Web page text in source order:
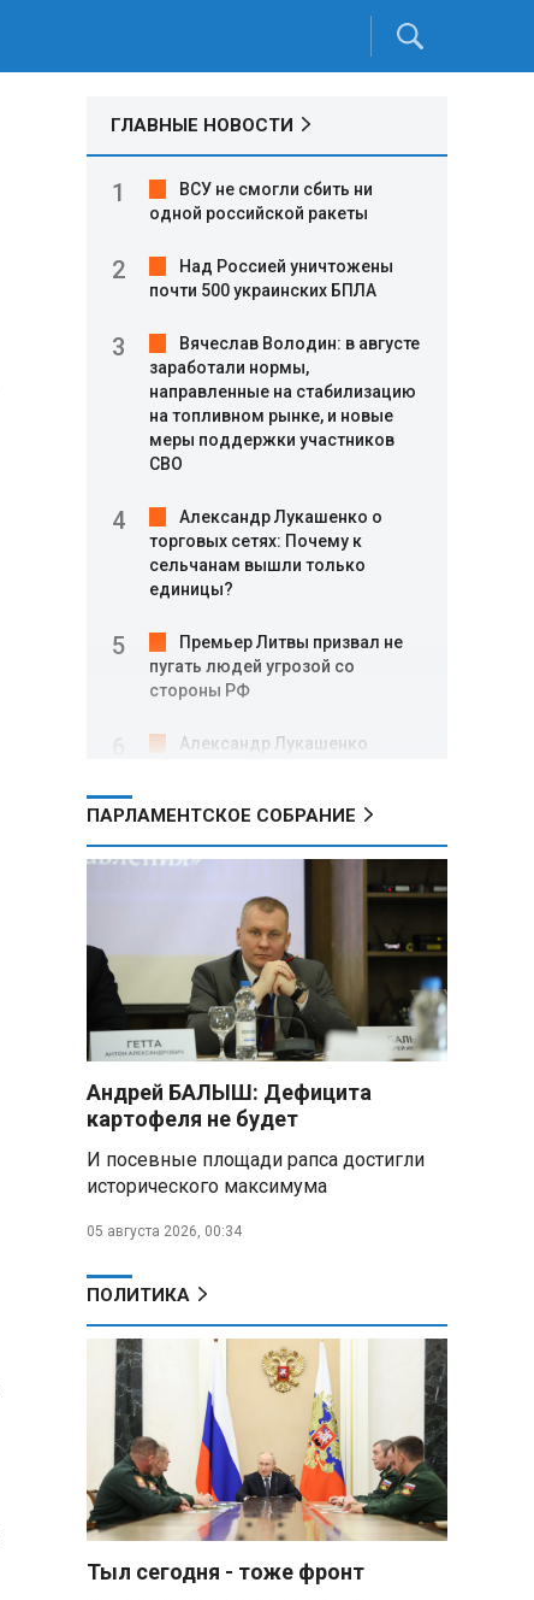
ГЛАВНЫЕ НОВОСТИ
ВСУ не смогли сбить ни
одной российской ракеты
Над Россией уничтожены
почти 500 украинских БПЛА
Вячеслав Володин: в августе
заработали нормы,
направленные на стабилизацию
на топливном рынке, и новые
меры поддержки участников
СВО
Александр Лукашенко о
торговых сетях: Почему к
сельчанам вышли только
единицы?
Премьер Литвы призвал не
пугать людей угрозой со
стороны РФ
Александр Лукашенко
НАТО
В Белгородской области при
новых атаках ВСУ пострадали
еще четыре человека
Александр Лукашенко о
работе Белкоопсоюза: «Если это
так, это жуть»
самых популярных зарубежных
городов у российских туристов
Минобороны РФ: при
освобождении Анискино ВСУ
военных сдалась в плен
Александр Лукашенко:
Россияне «услышали батьку» и
скупают пустующие дома в
белорусских деревнях
Алесандр Лукашенко назвал
работу сельской торговли
«неудовлетворительной» и
возмутился «просрочкой и
тухлятиной»
Владимир Путин обсудил с
ПАРЛАМЕНТСКОЕ СОБРАНИЕ
Андрей БАЛЫШ: Дефицита
картофеля не будет
И посевные площади рапса достигли
исторического максимума
05 августа 2026, 00:34
ПОЛИТИКА
Тыл сегодня - тоже фронт